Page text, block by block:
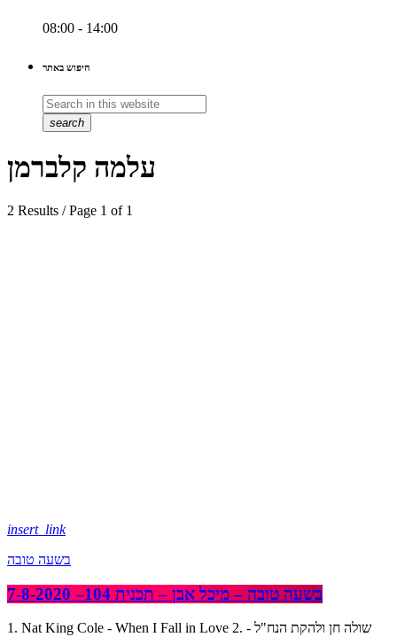
08:00 - 14:00
חיפוש באתר
search
עלמה קלברמן
2 Results / Page 1 of 1
insert_link
בשעה טובה
בשעה טובה – מיכל אבן – תכנית 104– 7-8-2020
1. Nat King Cole - When I Fall in Love 2. שולה חן ולהקת הנח"ל -